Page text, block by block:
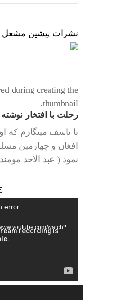
نشرات پیشین مشعل
during creating the
thumbnail.
رحلت با افتخار
با تاسف مینگارم که
افغان و چهارمین
نمود ( عبد الاحد
error.
watch?